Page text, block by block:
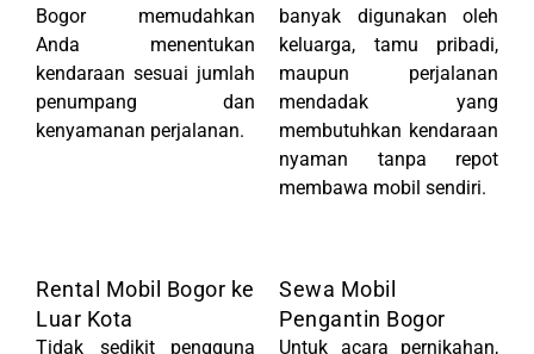
Bogor memudahkan
Anda menentukan
kendaraan sesuai jumlah
penumpang dan
kenyamanan perjalanan.
banyak digunakan oleh
keluarga, tamu pribadi,
maupun perjalanan
mendadak yang
membutuhkan kendaraan
nyaman tanpa repot
membawa mobil sendiri.
Rental Mobil Bogor ke
Luar Kota
Tidak sedikit pengguna
Sewa Mobil
Pengantin Bogor
Untuk acara pernikahan,